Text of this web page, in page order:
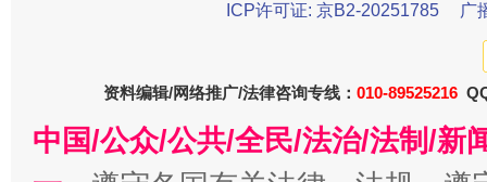
受贿1.44亿！段成刚被判无期 从幼
ICP许可证: 京B2-20251785
广
资料编辑/网络推广/法律咨询专线： 010-89525216
中国/公众/公共/全民/法治/法制/新